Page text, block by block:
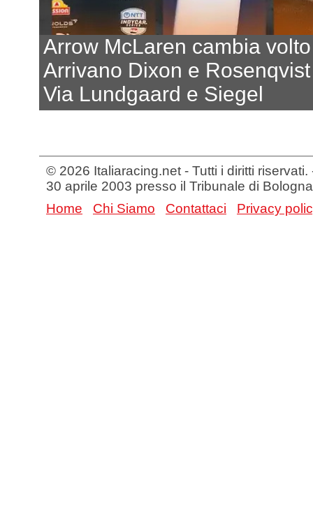
Arrow McLaren cambia volto
Arrivano Dixon e Rosenqvist
Via Lundgaard e Siegel
© 2026 Italiaracing.net - Tutti i diritti
30 aprile 2003 presso il Tribunale di Bologna
Home
Chi Siamo Contattaci Privacy